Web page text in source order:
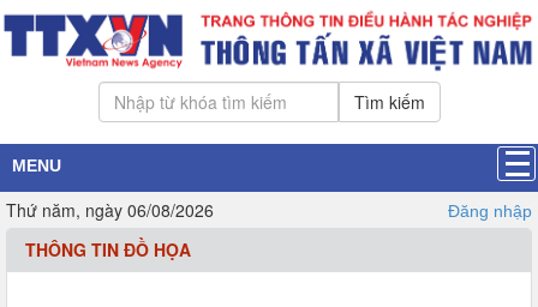
Tìm kiếm
MENU
Thứ năm, ngày 06/08/2026 Đăng nhập
THÔNG TIN ĐỒ HỌA